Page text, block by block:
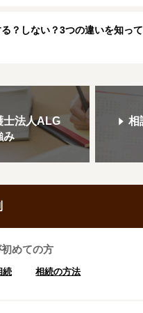
？しない？3つの違いを知っ
士法人ALG
み
相
めての方
続 相続の方法